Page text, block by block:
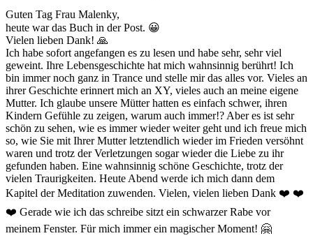
Guten Tag Frau Malenky,
heute war das Buch in der Post. 😀
Vielen lieben Dank! 🙏
Ich habe sofort angefangen es zu lesen und habe sehr, sehr viel
geweint. Ihre Lebensgeschichte hat mich wahnsinnig berührt! Ich
bin immer noch ganz in Trance und stelle mir das alles vor. Vieles an
ihrer Geschichte erinnert mich an XY, vieles auch an meine eigene
Mutter. Ich glaube unsere Mütter hatten es einfach schwer, ihren
Kindern Gefühle zu zeigen, warum auch immer!? Aber es ist sehr
schön zu sehen, wie es immer wieder weiter geht und ich freue mich
so, wie Sie mit Ihrer Mutter letztendlich wieder im Frieden versöhnt
waren und trotz der Verletzungen sogar wieder die Liebe zu ihr
gefunden haben. Eine wahnsinnig schöne Geschichte, trotz der
vielen Traurigkeiten. Heute Abend werde ich mich dann dem
Kapitel der Meditation zuwenden. Vielen, vielen lieben Dank ❤️ ❤️
❤️ Gerade wie ich das schreibe sitzt ein schwarzer Rabe vor
meinem Fenster. Für mich immer ein magischer Moment! 🤗